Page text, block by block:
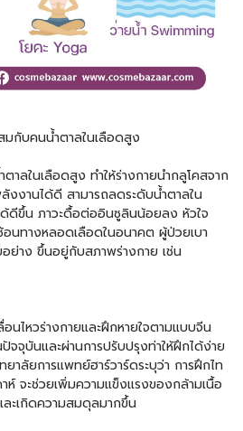
มกับคนน้ำตาลในเลือดสูง
าลในเลือดสูง ทำให้ร่างกายนำกลูโคสจาก
ลังงานได้ดี สามารถลดระดับน้ำตาลใน
ดีขึ้น ภาวะดื้อต่ออินซูลินน้อยลง หัวใจ
นทางหลอดเลือดในอนาคต ผู้ป่วยเบา
ย่าง ขึ้นอยู่กับสภาพร่างกาย เช่น
อนไหวร่างกายและฝึกหายใจตามแบบจีน
จจุบันและผ่านการปรับปรุงท่าให้ฝึกได้ง่าย
าลัยการแพทย์ฮาร์วาร์ดระบุว่า การฝึกไท
ห์ จะช่วยเพิ่มความแข็งแรงของกล้ามเนื้อ
ะเกิดความสมดุลมากขึ้น